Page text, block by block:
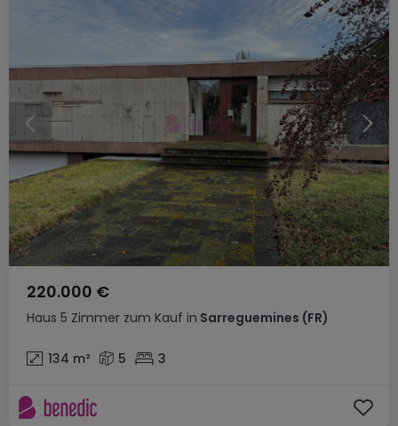
Haus 5 Zimmer zum Kauf in Sarreguemines (FR)
220.000 €
134 m² 5 3